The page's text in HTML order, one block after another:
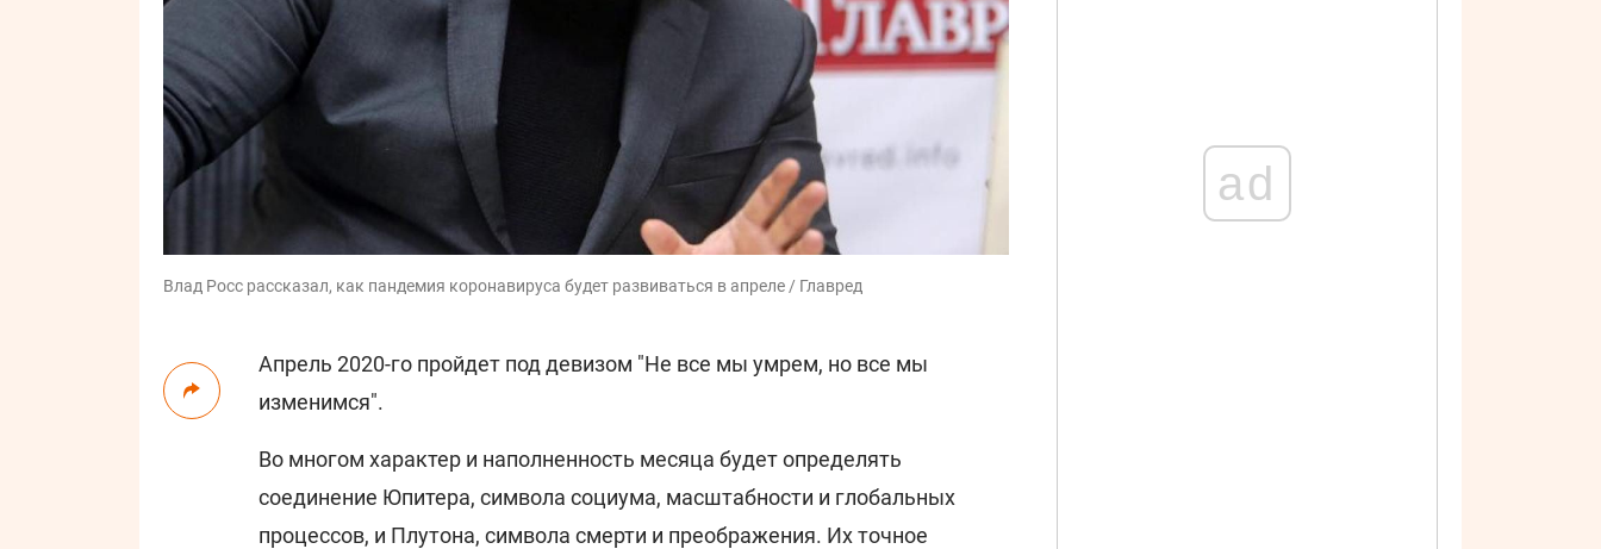
Влад Росс рассказал, как пандемия коронавируса будет развиваться в апреле / Главред
Апрель 2020-го пройдет под девизом "Не все мы умрем, но все мы
изменимся".
Во многом характер и наполненность месяца будет определять
соединение Юпитера, символа социума, масштабности и глобальных
процессов, и Плутона, символа смерти и преображения. Их точное
ad